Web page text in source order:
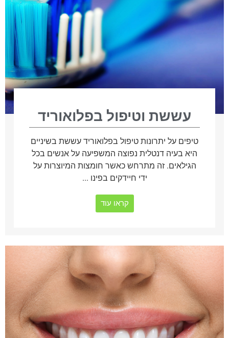
עששת וטיפול בפלואוריד
טיפים על יתרונות טיפול בפלואוריד עששת בשיניים
היא בעיה דנטלית נפוצה המשפיעה על אנשים בכל
הגילאים. זה מתרחש כאשר חומצות המיוצרות על
ידי חיידקים בפינו ...
קראו עוד